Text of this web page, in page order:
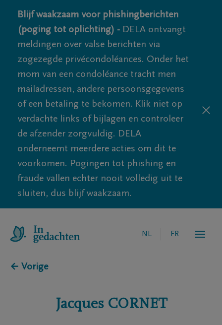
Blijf waakzaam voor phishingberichten
(poging tot oplichting) - DELA ontvangt
meldingen over valse berichten via
zogezegde privécondoléances. Onder het
mom van een condoléance tracht men
mailadressen, andere persoonsgegevens
of een betaling te bekomen. Klik niet op
verdachte links of bijlagen en controleer
de afzender zorgvuldig. DELA
onderneemt meerdere acties om dit te
voorkomen. Pogingen tot phishing en
fraude vallen echter nooit volledig uit te
sluiten, dus blijf waakzaam.
NL FR
← Vorige
Jacques CORNET